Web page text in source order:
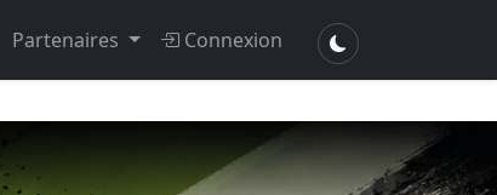
Partenaires Connexion